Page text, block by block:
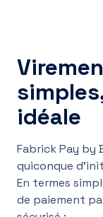
idéale
Fabrick Pay by
quiconque
En termes
de paiement